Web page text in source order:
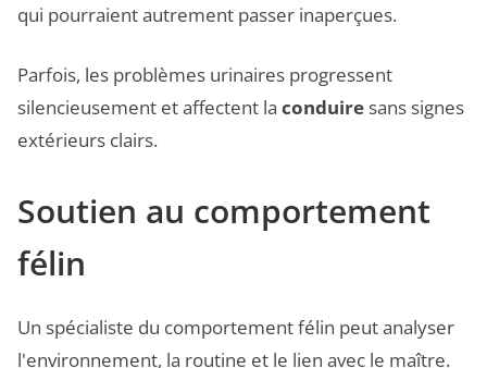
qui pourraient autrement passer inaperçues.
Parfois, les problèmes urinaires progressent
silencieusement et affectent la conduire sans signes
extérieurs clairs.
Soutien au comportement
félin
Un spécialiste du comportement félin peut analyser
l'environnement, la routine et le lien avec le maître.